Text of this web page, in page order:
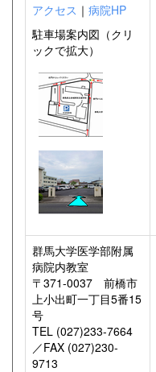
アクセス ｜ 病院HP
駐車場案内図（クリ
ックで拡大）
群馬大学医学部附属
病院内教室
〒371-0037 前橋市
上小出町一丁目5番15
号
TEL (027)233-7664
／FAX (027)230-
9713